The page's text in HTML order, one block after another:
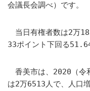
会議長会調べ）です。
当日有権者数は2万
33ポイント下回る
香美市は、2020（令
は2万6513人で、人口